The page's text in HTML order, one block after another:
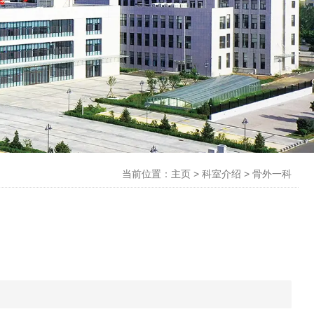
当前位置：主页 > 科室介绍 > 骨外一科